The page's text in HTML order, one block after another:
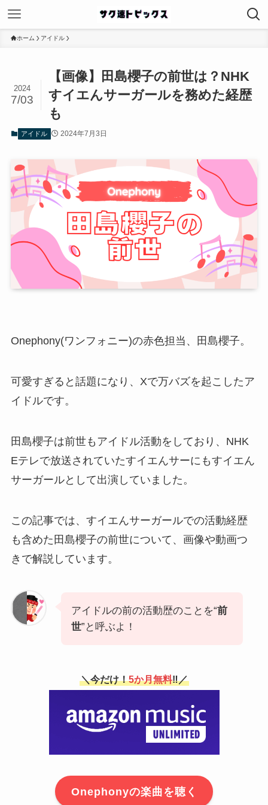
ホーム アイドル
【画像】田島櫻子の前世は？NHK
すイエんサーガールを務めた経歴
も
2024
7/03
アイドル 2024年7月3日
Onephony(ワンフォニー)の赤色担当、田島櫻子。
可愛すぎると話題になり、Xで万バズを起こしたア
イドルです。
田島櫻子は前世もアイドル活動をしており、NHK
Eテレで放送されていたすイエんサーにもすイエん
サーガールとして出演していました。
この記事では、すイエんサーガールでの活動経歴
も含めた田島櫻子の前世について、画像や動画つ
きで解説しています。
アイドルの前の活動歴のことを“前
世”と呼ぶよ！
＼今だけ！5か月無料‼／
Onephonyの楽曲を聴く